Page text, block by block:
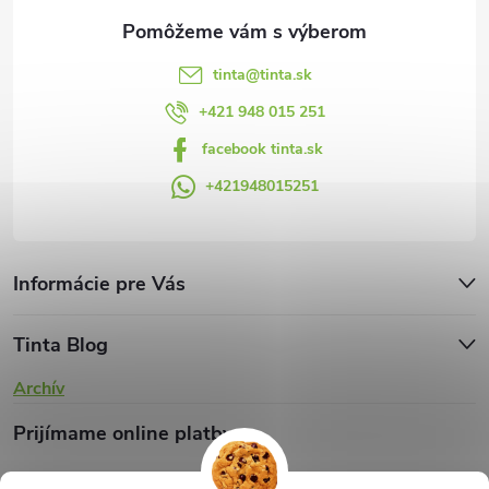
s
u
tinta@tinta.sk
+421 948 015 251
facebook tinta.sk
+421948015251
Informácie pre Vás
Tinta Blog
Archív
Prijímame online platby